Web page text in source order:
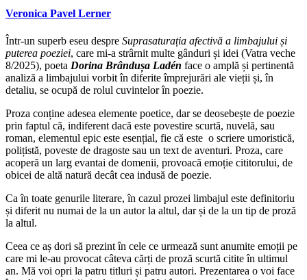
Veronica Pavel Lerner
Într-un superb eseu despre Suprasaturația afectivă a limbajului și
puterea poeziei, care mi-a strârnit multe gânduri și idei (Vatra veche
8/2025), poeta Dorina Brândușa Ladén face o amplă și pertinentă
analiză a limbajului vorbit în diferite împrejurări ale vieții și, în
detaliu, se ocupă de rolul cuvintelor în poezie.
Proza conține adesea elemente poetice, dar se deosebește de poezie
prin faptul că, indiferent dacă este povestire scurtă, nuvelă, sau
roman, elementul epic este esențial, fie că este o scriere umoristică,
polițistă, poveste de dragoste sau un text de aventuri. Proza, care
acoperă un larg evantai de domenii, provoacă emoție cititorului, de
obicei de altă natură decât cea indusă de poezie.
Ca în toate genurile literare, în cazul prozei limbajul este definitoriu
și diferit nu numai de la un autor la altul, dar și de la un tip de proză
la altul.
Ceea ce aș dori să prezint în cele ce urmează sunt anumite emoții pe
care mi le-au provocat câteva cărți de proză scurtă citite în ultimul
an. Mă voi opri la patru titluri și patru autori. Prezentarea o voi face